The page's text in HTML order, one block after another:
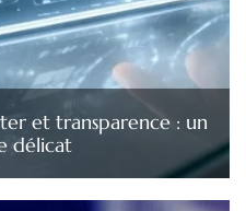
et transparence : un
délicat